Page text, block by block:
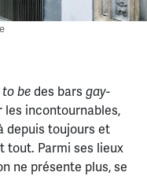
be des bars gay-
les incontournables,
depuis toujours et
tout. Parmi ses lieux
ne présente plus, se